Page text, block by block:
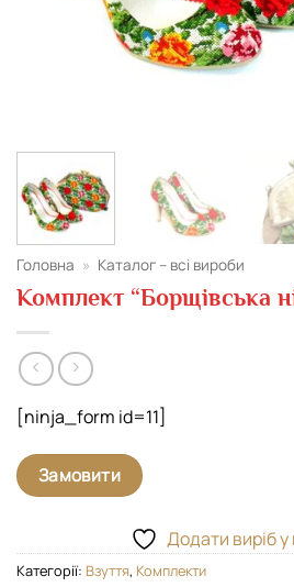
Головна » Каталог – всі вироби
Комплект “Борщівська
[ninja_form id=11]
Замовити
Додати виріб
Категорії: Взуття, Комплекти